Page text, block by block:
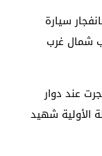
سيارة
شمال غرب
عند دوار
الأولية شهيد